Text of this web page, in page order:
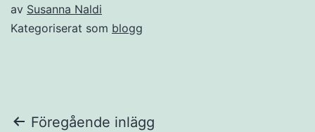
av Susanna Naldi
Kategoriserat som blogg
Inläggsnavigering
Föregående inlägg